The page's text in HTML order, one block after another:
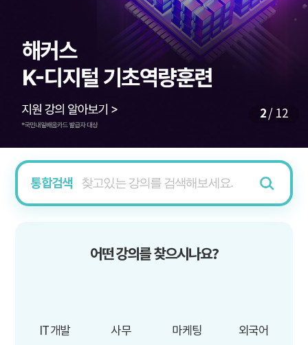
2 / 12
통합검색
어떤 강의를 찾으시나요?
IT 개발 사무 마케팅 외국어